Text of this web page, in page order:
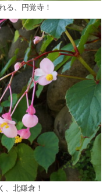
る、円覚寺！
、北鎌倉！